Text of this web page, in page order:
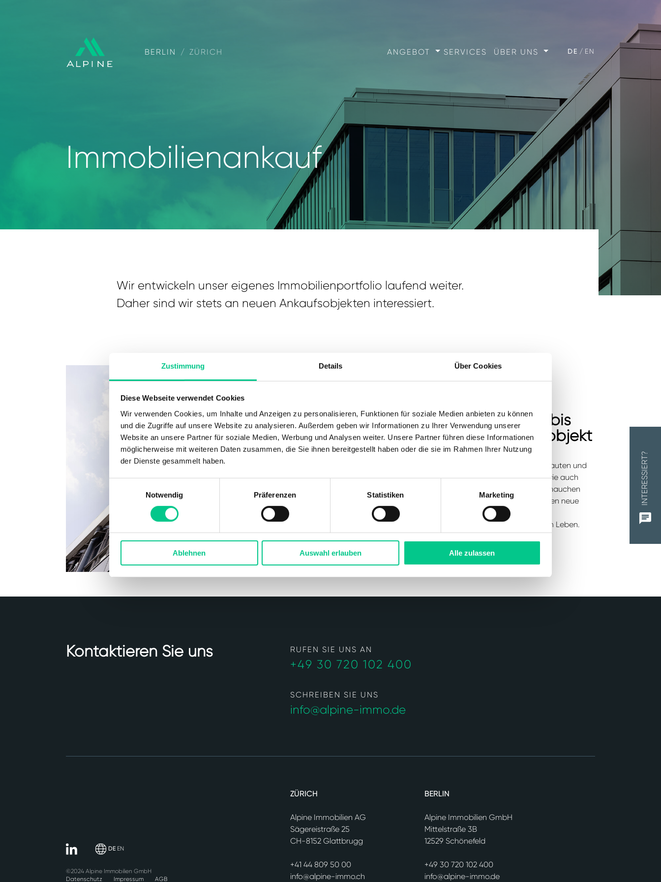
Zustimmung Details Über Cookies
Diese Webseite verwendet Cookies
Wir verwenden Cookies, um Inhalte und Anzeigen zu personalisieren, Funktionen für soziale Medien anbieten zu können
und die Zugriffe auf unsere Website zu analysieren. Außerdem geben wir Informationen zu Ihrer Verwendung unserer
Website an unsere Partner für soziale Medien, Werbung und Analysen weiter. Unsere Partner führen diese Informationen
möglicherweise mit weiteren Daten zusammen, die Sie ihnen bereitgestellt haben oder die sie im Rahmen Ihrer Nutzung
der Dienste gesammelt haben.
Notwendig
Präferenzen Statistiken Marketing
Ablehnen Auswahl erlauben Alle zulassen
BERLIN / ZÜRICH
ANGEBOT
BESTEHENDE RÄUME
SERVICES
ÜBER UNS
KARRIERE
KUNDEN & PARTNER
IMMOBILIENANKAUF
DE EN
INTERESSIERT?
Immobilienankauf
Wir entwickeln unser eigenes Immobilienportfolio laufend weiter.
Daher sind wir stets an neuen Ankaufsobjekten interessiert.
Vom Baugrundstück bis
zum Revitalisierungsobjekt
Wir sind gleichermaßen interessiert an bebauten und
unbebauten Entwicklungsliegenschaften wie auch
fertig entwickelten Bestandsobjekten. Wir hauchen
Gewerbeimmobilien frischen Wind ein, lassen neue
Geschäftshäuser entstehen und erwecken
Wohnanlagen und Mehrfamilienhäuser zum Leben.
Kontaktieren Sie uns RUFEN SIE UNS AN
+49 30 720 102 400
SCHREIBEN SIE UNS
info@alpine-immo.de
DE EN
©2024 Alpine Immobilien GmbH
Datenschutz
Impressum AGB
ZÜRICH
Alpine Immobilien AG
Sägereistraße 25
CH-8152 Glattbrugg
+41 44 809 50 00
info@alpine-immo.ch
BERLIN
Alpine Immobilien GmbH
Mittelstraße 3B
12529 Schönefeld
+49 30 720 102 400
info@alpine-immo.de